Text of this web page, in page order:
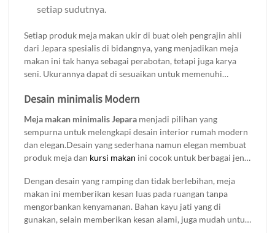
setiap sudutnya.
Setiap produk meja makan ukir di buat oleh pengrajin ahli
dari Jepara spesialis di bidangnya, yang menjadikan meja
makan ini tak hanya sebagai perabotan, tetapi juga karya
seni. Ukurannya dapat di sesuaikan untuk memenuhi
pilihan warna finishing yang dapat di sesuaikan dengan
ruang makan yang lebih hangat dan eksklusif.
Desain minimalis Modern
Meja makan minimalis Jepara menjadi pilihan yang
sempurna untuk melengkapi desain interior rumah modern
dan elegan.Desain yang sederhana namun elegan membuat
produk meja dan kursi makan ini cocok untuk berbagai jenis
Keindahan dan keanggunan meja makan minimalis Jepara
tidak hanya terletak pada tampilannya yang bersih dan
modern, tetapi juga pada proses pembuatan yang
menggunakan keterampilan tangan terbaik dari pengrajin
Dengan desain yang ramping dan tidak berlebihan, meja
makan ini memberikan kesan luas pada ruangan tanpa
mengorbankan kenyamanan. Bahan kayu jati yang di
gunakan, selain memberikan kesan alami, juga mudah untuk